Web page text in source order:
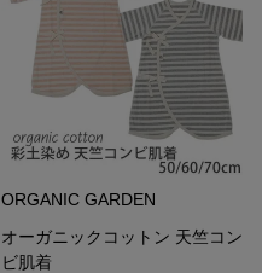
ORGANIC GARDEN
オーガニックコットン 天竺コン
ビ肌着